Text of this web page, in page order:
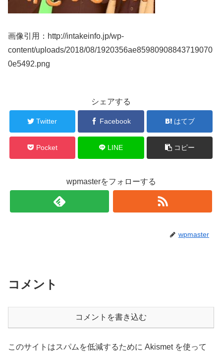
画像引用：http://intakeinfo.jp/wp-
content/uploads/2018/08/1920356ae85980908843719070
0e5492.png
シェアする
Twitter Facebook はてブ
Pocket LINE コピー
wpmasterをフォローする
wpmaster
コメント
コメントを書き込む
このサイトはスパムを低減するために Akismet を使って